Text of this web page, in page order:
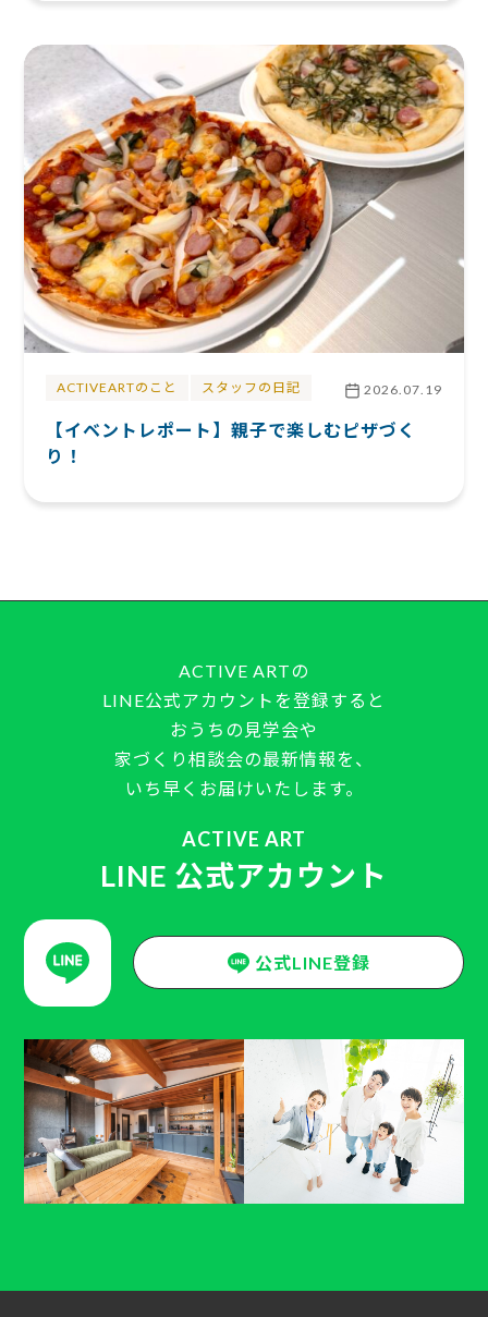
ACTIVEARTのこと スタッフの日記 2026.07.19
【イベントレポート】親子で楽しむピザづく
り！
ACTIVE ARTの
LINE公式アカウントを登録すると
おうちの見学会や
家づくり相談会の最新情報を、
いち早くお届けいたします。
ACTIVE ART
LINE 公式アカウント
公式LINE登録